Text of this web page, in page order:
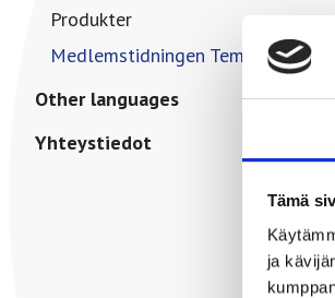
Tämä
ja
Produkter
Medlemstidningen Tempus
Other languages
Yhteystiedot